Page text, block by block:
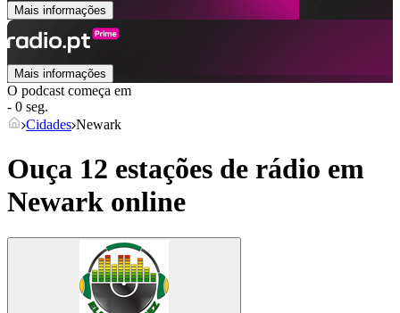
Mais informações
Mais informações
O podcast começa em
- 0 seg.
Cidades Newark
Ouça 12 estações de rádio em
Newark online